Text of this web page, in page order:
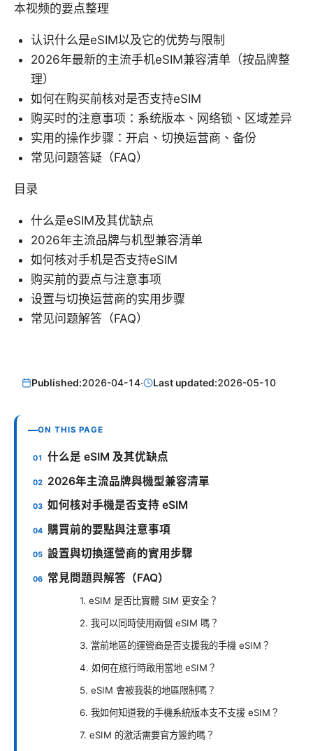
本视频的要点整理
认识什么是eSIM以及它的优势与限制
2026年最新的主流手机eSIM兼容清单（按品牌整
理）
如何在购买前核对是否支持eSIM
购买时的注意事项：系统版本、网络锁、区域差异
实用的操作步骤：开启、切换运营商、备份
常见问题答疑（FAQ）
目录
什么是eSIM及其优缺点
2026年主流品牌与机型兼容清单
如何核对手机是否支持eSIM
购买前的要点与注意事项
设置与切换运营商的实用步骤
常见问题解答（FAQ）
Published:2026-04-14· Last updated:2026-05-10
ON THIS PAGE
什么是 eSIM 及其优缺点
2026年主流品牌與機型兼容清單
如何核对手機是否支持 eSIM
購買前的要點與注意事項
設置與切換運營商的實用步驟
常見問題與解答（FAQ）
1. eSIM 是否比實體 SIM 更安全？
2. 我可以同時使用兩個 eSIM 嗎？
3. 當前地區的運營商是否支援我的手機 eSIM？
4. 如何在旅行時啟用當地 eSIM？
5. eSIM 會被我裝的地區限制嗎？
6. 我如何知道我的手機系統版本支不支援 eSIM？
7. eSIM 的激活需要官方簽約嗎？